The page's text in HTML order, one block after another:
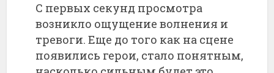
С первых секунд просмотра
возникло ощущение волнения и
тревоги. Еще до того как на сцене
появились герои, стало понятным,